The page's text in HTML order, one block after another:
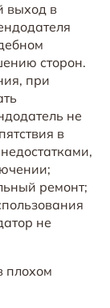
выход в
сторон.
при
не
в
ремонт;
не
плохом